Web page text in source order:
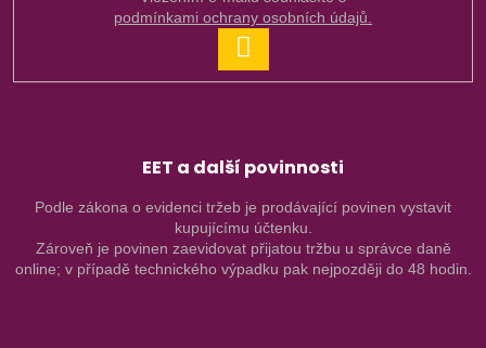
podmínkami ochrany osobních údajů.
SE
EET a další povinnosti
Podle zákona o evidenci tržeb je prodávající povinen vystavit
kupujícímu účtenku.
Zároveň je povinen zaevidovat přijatou tržbu u správce daně
online; v případě technického výpadku pak nejpozději do 48 hodin.